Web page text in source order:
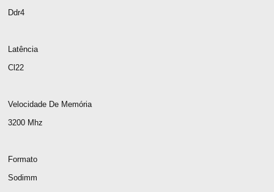
Ddr4
Latência
Cl22
Velocidade De Memória
3200 Mhz
Formato
Sodimm